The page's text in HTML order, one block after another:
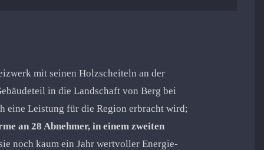
mit seinen Holzscheiteln an der
in die Landschaft von Berg bei
eine Leistung für die Region erbracht wird;
an 28 Abnehmer, in einem zweiten
noch kaum ein Jahr wertvoller Energie-